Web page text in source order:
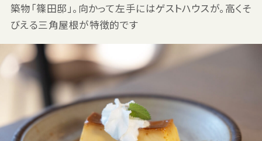
築物「篠田邸」。向かって左手にはゲストハウスが。高くそ
びえる三角屋根が特徴的です